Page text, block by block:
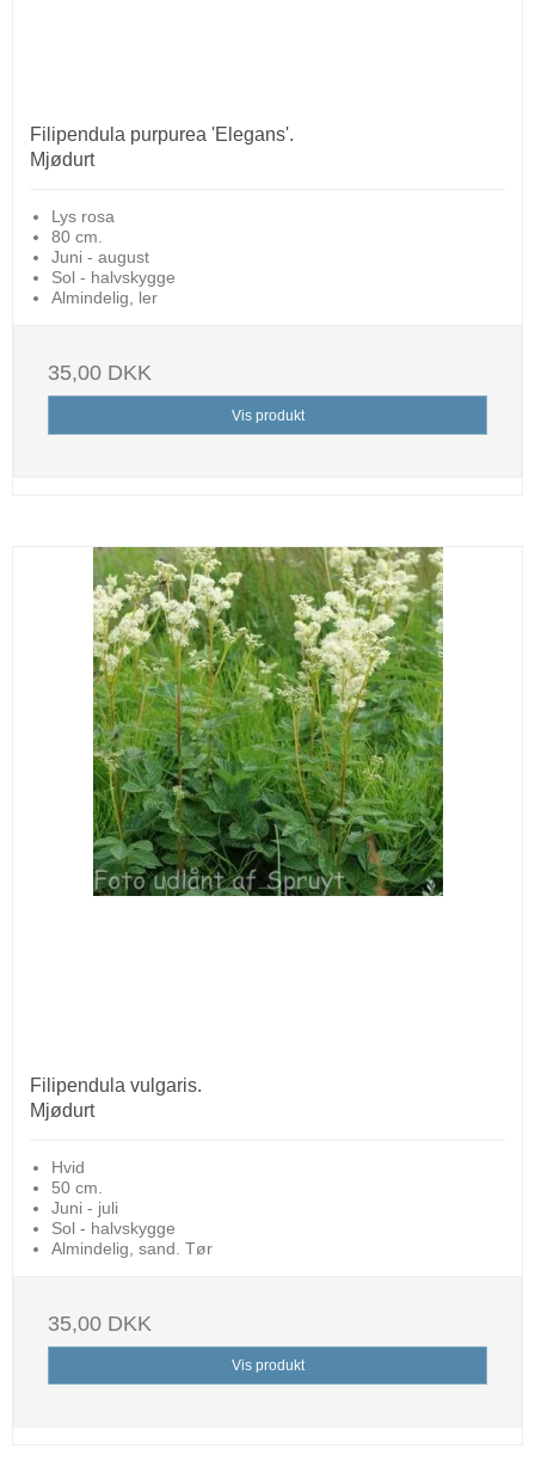
Filipendula purpurea 'Elegans'.
Mjødurt
Lys rosa
80 cm.
Juni - august
Sol - halvskygge
Almindelig, ler
35,00 DKK
Vis produkt
Filipendula vulgaris.
Mjødurt
Hvid
50 cm.
Juni - juli
Sol - halvskygge
Almindelig, sand. Tør
35,00 DKK
Vis produkt